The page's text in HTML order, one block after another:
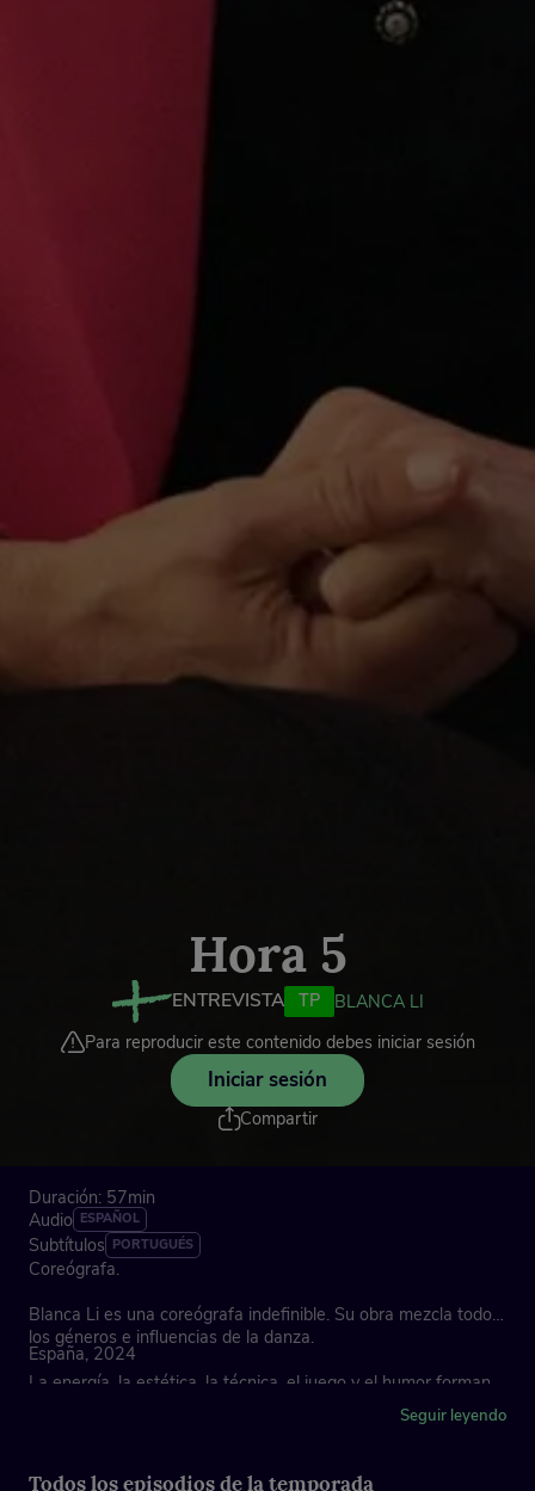
Hora 5
ENTREVISTA TP
BLANCA LI
Para reproducir este contenido debes iniciar sesión
Iniciar sesión
Compartir
Duración: 57min
Audio ESPAÑOL
Subtítulos PORTUGUÉS
Coreógrafa.
Blanca Li es una coreógrafa indefinible. Su obra mezcla todos
los géneros e influencias de la danza.
La energía, la estética, la técnica, el juego y el humor forman
Es miembro de la Academia de Bellas de Francia desde 2019.
España, 2024
Seguir leyendo
Todos los episodios de la temporada